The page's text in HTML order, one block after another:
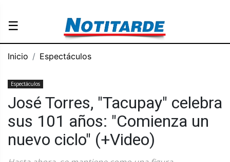
☰
Inicio Espectáculos
Espectáculos
José Torres, "Tacupay" celebra
sus 101 años: "Comienza un
nuevo ciclo" (+Video)